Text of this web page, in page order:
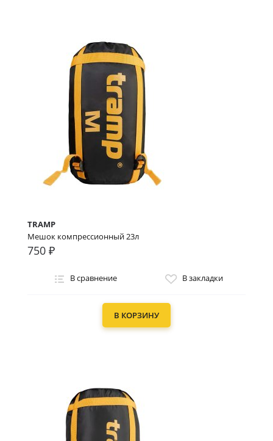
TRAMP
Мешок компрессионный 23л
750 ₽
В сравнение В закладки
В КОРЗИНУ